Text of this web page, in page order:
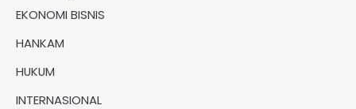
EKONOMI BISNIS
HANKAM
HUKUM
INTERNASIONAL